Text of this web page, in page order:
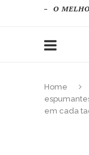
O
Home
em cada